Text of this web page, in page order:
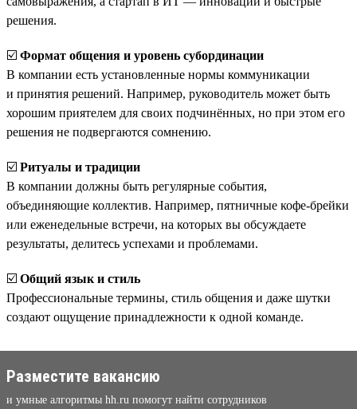
решения.
☑️ Формат общения и уровень субординации
В компании есть установленные нормы коммуникации
и принятия решений. Например, руководитель может быть
хорошим приятелем для своих подчинённых, но при этом его
решения не подвергаются сомнению.
☑️ Ритуалы и традиции
В компании должны быть регулярные события,
объединяющие коллектив. Например, пятничные кофе-брейки
или еженедельные встречи, на которых вы обсуждаете
результаты, делитесь успехами и проблемами.
☑️ Общий язык и стиль
Профессиональные термины, стиль общения и даже шутки
создают ощущение принадлежности к одной команде.
Разместите вакансию
и умные алгоритмы hh.ru помогут найти сотрудников